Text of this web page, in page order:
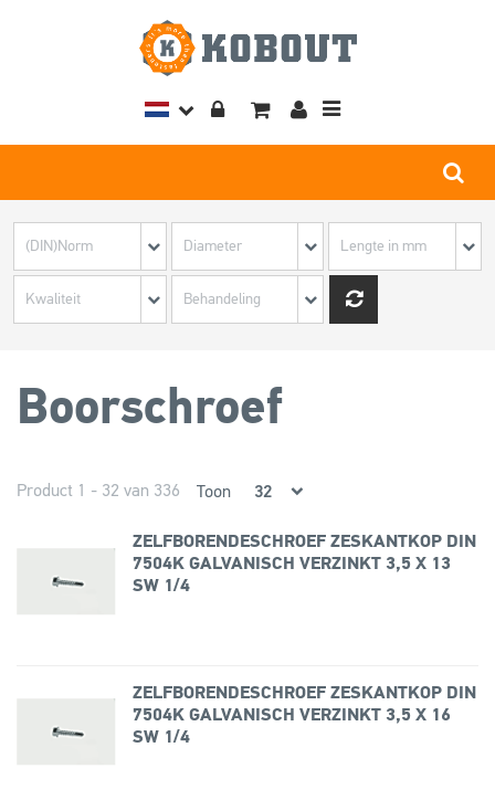
Toggle
Boorschroef
Product 1 - 32 van 336 Toon
ZELFBORENDESCHROEF ZESKANTKOP DIN
7504K GALVANISCH VERZINKT 3,5 X 13
SW 1/4
ZELFBORENDESCHROEF ZESKANTKOP DIN
7504K GALVANISCH VERZINKT 3,5 X 16
SW 1/4